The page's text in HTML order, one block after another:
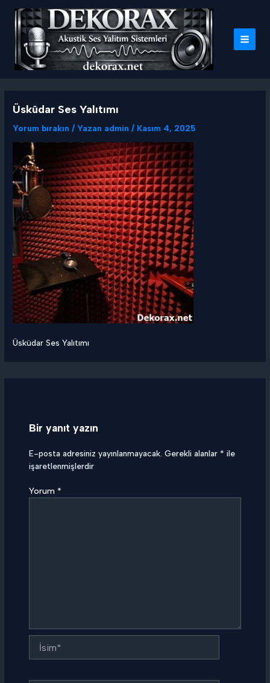
Üsküdar Ses Yalıtımı
Yorum bırakın / Yazan admin/ Kasım 4, 2025
Üsküdar Ses Yalıtımı
Bir yanıt yazın
E-posta adresiniz yayınlanmayacak. Gerekli alanlar * ile
işaretlenmişlerdir
Yorum *
İsim*